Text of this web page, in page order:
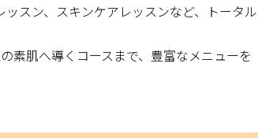
スン、スキンケアレッスンなど、トータル
素肌へ導くコースまで、豊富なメニューを